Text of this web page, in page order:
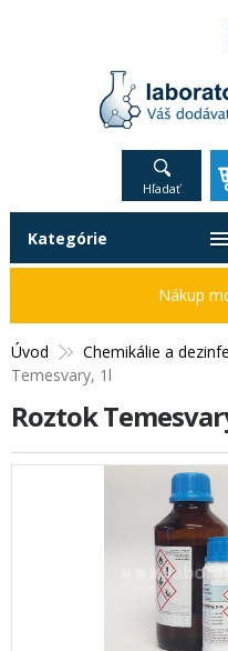
Hľadať
Úvod Chemikálie a
Temesvary, 1l
Roztok
Kategórie
Nákup